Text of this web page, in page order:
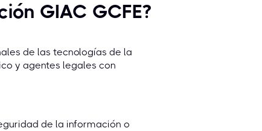
GIAC GCFE?
de las tecnologías de la
y agentes legales con
de la información o